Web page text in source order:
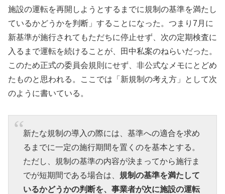
施設の運転を再開しようとするまでに規制の基準を満たし
ているかどうかを判断」することになった。つまり7月に
新基準が施行されてもただちに停止せず、次の定期検査に
入るまで運転を続けることが、田中私案のねらいだった。
このため正式の委員会規則にせず、非公式なメモにとどめ
たものと思われる。ここでは「新規制の考え方」として次
のように書いている。
新たな規制の導入の際には、基準への適合を求め
るまでに一定の施行期間を置くのを基本とする。
ただし、規制の基準の内容が決まってから施行ま
でが短期間である場合は、 規制の基準を満たして
いるかどうかの判断を、事業者が次に施設の運転